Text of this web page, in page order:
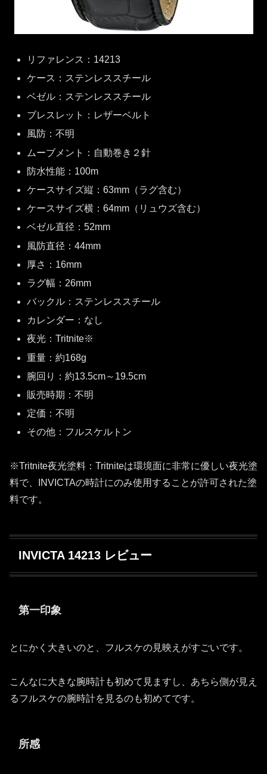
リファレンス：14213
ケース：ステンレススチール
ベゼル：ステンレススチール
ブレスレット：レザーベルト
風防：不明
ムーブメント：自動巻き２針
防水性能：100m
ケースサイズ縦：63mm（ラグ含む）
ケースサイズ横：64mm（リュウズ含む）
ベゼル直径：52mm
風防直径：44mm
厚さ：16mm
ラグ幅：26mm
バックル：ステンレススチール
カレンダー：なし
夜光：Tritnite※
重量：約168g
腕回り：約13.5cm～19.5cm
販売時期：不明
定価：不明
その他：フルスケルトン
※Tritnite夜光塗料：Tritniteは環境面に非常に優しい夜光塗
料で、INVICTAの時計にのみ使用することが許可された塗
料です。
INVICTA 14213 レビュー
第一印象
とにかく大きいのと、フルスケの見映えがすごいです。
こんなに大きな腕時計も初めて見ますし、あちら側が見え
るフルスケの腕時計を見るのも初めてです。
所感